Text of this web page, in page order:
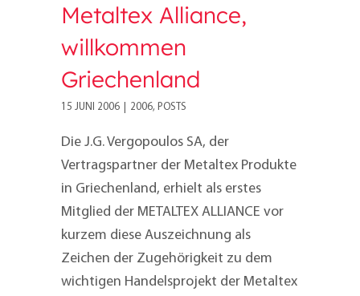
Metaltex Alliance,
willkommen
Griechenland
15 JUNI 2006 2006, POSTS
Die J.G. Vergopoulos SA, der
Vertragspartner der Metaltex Produkte
in Griechenland, erhielt als erstes
Mitglied der METALTEX ALLIANCE vor
kurzem diese Auszeichnung als
Zeichen der Zugehörigkeit zu dem
wichtigen Handelsprojekt der Metaltex